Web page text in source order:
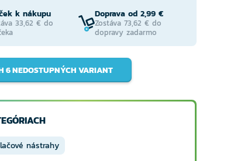
k nákupu
33,62 € do
Doprava od 2,99 €
Zostáva 73,62 € do
dopravy zadarmo
6 NEDOSTUPNÝCH VARIANT
nástrahy